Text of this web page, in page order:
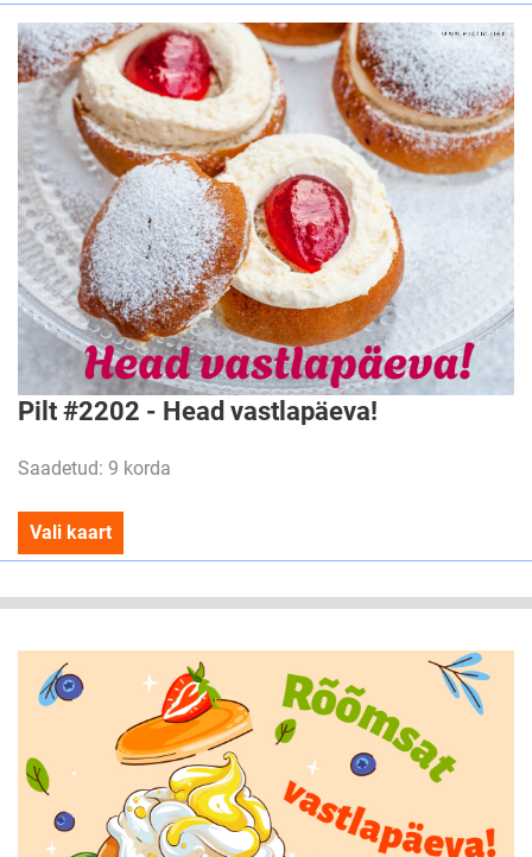
Pilt #2202 - Head vastlapäeva!
Saadetud: 9 korda
Vali kaart